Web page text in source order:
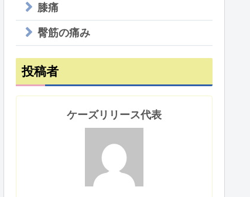
膝痛
臀筋の痛み
投稿者
ケーズリリース代表